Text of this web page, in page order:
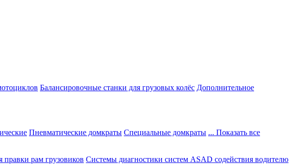
Балансировочные станки для грузовых колёс Дополнительное
Пневматические домкраты Специальные домкраты ... Показать все
правки рам грузовиков Системы диагностики систем ASAD содействия водителю